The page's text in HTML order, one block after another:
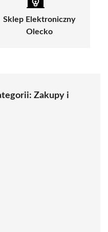
Sklep Elektroniczny
Olecko
Zakupy i